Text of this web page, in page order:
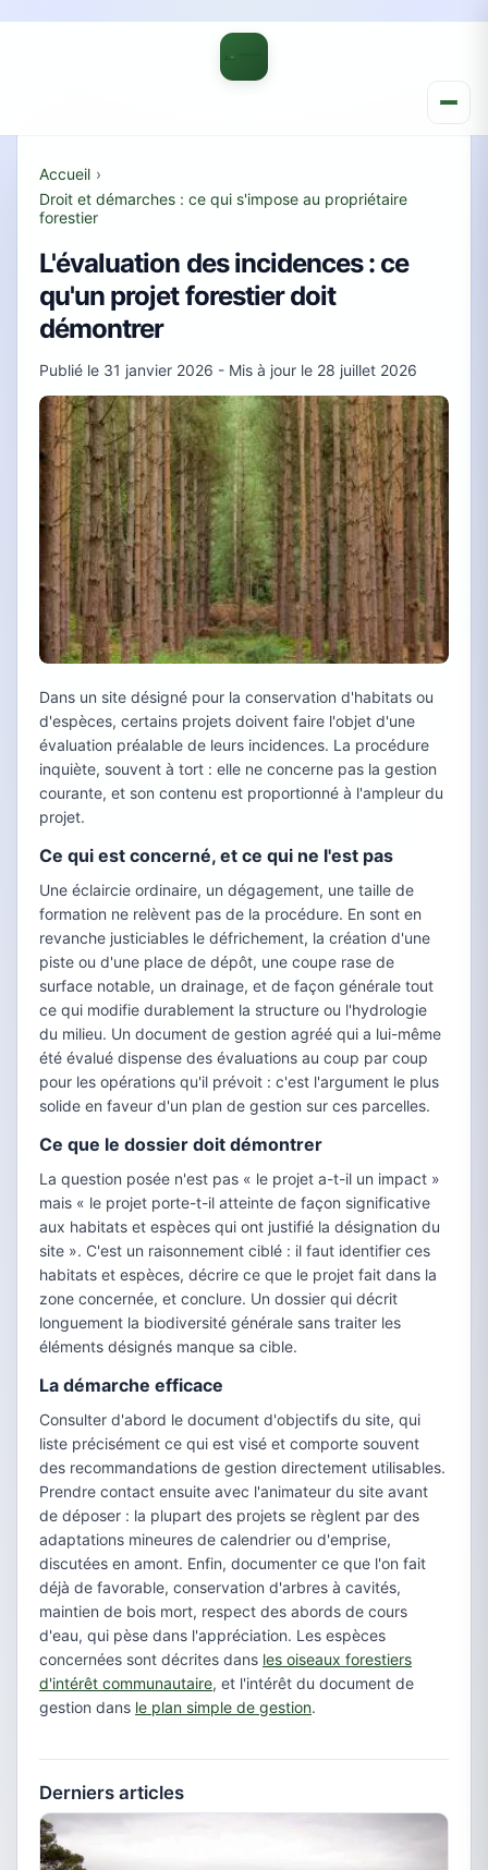
Accueil ›
Droit et démarches : ce qui s'impose au propriétaire
forestier
L'évaluation des incidences : ce
qu'un projet forestier doit
démontrer
Publié le 31 janvier 2026 - Mis à jour le 28 juillet 2026
Dans un site désigné pour la conservation d'habitats ou
d'espèces, certains projets doivent faire l'objet d'une
évaluation préalable de leurs incidences. La procédure
inquiète, souvent à tort : elle ne concerne pas la gestion
courante, et son contenu est proportionné à l'ampleur du
projet.
Ce qui est concerné, et ce qui ne l'est pas
Une éclaircie ordinaire, un dégagement, une taille de
formation ne relèvent pas de la procédure. En sont en
revanche justiciables le défrichement, la création d'une
piste ou d'une place de dépôt, une coupe rase de
surface notable, un drainage, et de façon générale tout
ce qui modifie durablement la structure ou l'hydrologie
du milieu. Un document de gestion agréé qui a lui-même
été évalué dispense des évaluations au coup par coup
pour les opérations qu'il prévoit : c'est l'argument le plus
solide en faveur d'un plan de gestion sur ces parcelles.
Ce que le dossier doit démontrer
La question posée n'est pas « le projet a-t-il un impact »
mais « le projet porte-t-il atteinte de façon significative
aux habitats et espèces qui ont justifié la désignation du
site ». C'est un raisonnement ciblé : il faut identifier ces
habitats et espèces, décrire ce que le projet fait dans la
zone concernée, et conclure. Un dossier qui décrit
longuement la biodiversité générale sans traiter les
éléments désignés manque sa cible.
La démarche efficace
Consulter d'abord le document d'objectifs du site, qui
liste précisément ce qui est visé et comporte souvent
des recommandations de gestion directement utilisables.
Prendre contact ensuite avec l'animateur du site avant
de déposer : la plupart des projets se règlent par des
adaptations mineures de calendrier ou d'emprise,
discutées en amont. Enfin, documenter ce que l'on fait
déjà de favorable, conservation d'arbres à cavités,
maintien de bois mort, respect des abords de cours
d'eau, qui pèse dans l'appréciation. Les espèces
concernées sont décrites dans les oiseaux forestiers
d'intérêt communautaire, et l'intérêt du document de
gestion dans le plan simple de gestion.
Derniers articles